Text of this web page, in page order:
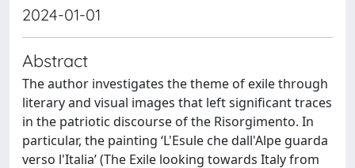
2024-01-01
Abstract
The author investigates the theme of exile through
literary and visual images that left significant traces
in the patriotic discourse of the Risorgimento. In
particular, the painting ‘L'Esule che dall'Alpe guarda
verso l'Italia’ (The Exile looking towards Italy from